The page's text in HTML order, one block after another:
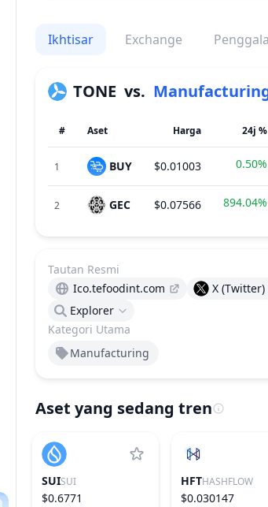
Ikhtisar Exchange
TONE vs.
# Aset Harga 24j %
1 BUY $0.01003 0.50%
2 GEC $0.07566 894.04%
Kategori Utama
Manufacturing
Tautan Resmi
Ico.tefoodint.com
X (Twitter)
Explorer
Aset yang sedang tren
SUISUI
$0.6771
HFTHASHFLOW
$0.030147